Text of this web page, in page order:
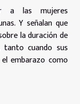
a las mujeres
Y señalan que
la duración de
tanto cuando sus
embarazo como